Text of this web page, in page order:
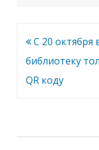
Навигация
по
записям
С 20 октября
библиотеку
QR коду